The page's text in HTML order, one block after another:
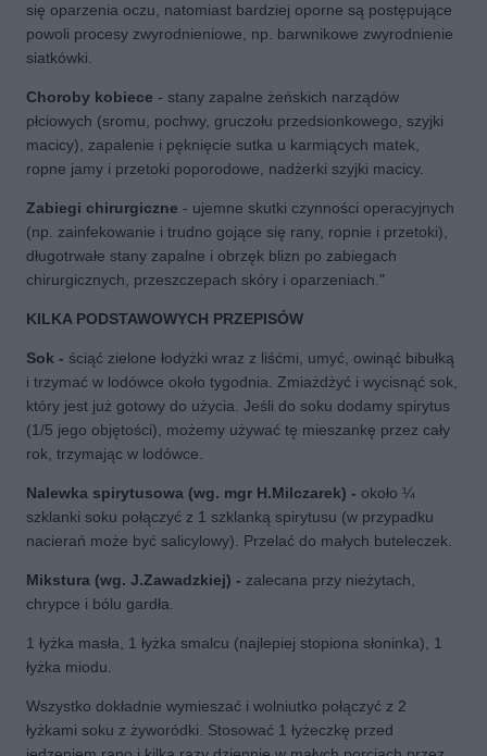
się oparzenia oczu, natomiast bardziej oporne są postępujące
powoli procesy zwyrodnieniowe, np. barwnikowe zwyrodnienie
siatkówki.
Choroby kobiece - stany zapalne żeńskich narządów
płciowych (sromu, pochwy, gruczołu przedsionkowego, szyjki
macicy), zapalenie i pęknięcie sutka u karmiących matek,
ropne jamy i przetoki poporodowe, nadżerki szyjki macicy.
Zabiegi chirurgiczne - ujemne skutki czynności operacyjnych
(np. zainfekowanie i trudno gojące się rany, ropnie i przetoki),
długotrwałe stany zapalne i obrzęk blizn po zabiegach
chirurgicznych, przeszczepach skóry i oparzeniach."
KILKA PODSTAWOWYCH PRZEPISÓW
Sok - ściąć zielone łodyżki wraz z liśćmi, umyć, owinąć bibułką
i trzymać w lodówce około tygodnia. Zmiażdżyć i wycisnąć sok,
który jest już gotowy do użycia. Jeśli do soku dodamy spirytus
(1/5 jego objętości), możemy używać tę mieszankę przez cały
rok, trzymając w lodówce.
Nalewka spirytusowa (wg. mgr H.Milczarek) - około ¼
szklanki soku połączyć z 1 szklanką spirytusu (w przypadku
nacierań może być salicylowy). Przelać do małych buteleczek.
Mikstura (wg. J.Zawadzkiej) - zalecana przy nieżytach,
chrypce i bólu gardła.
1 łyżka masła, 1 łyżka smalcu (najlepiej stopiona słoninka), 1
łyżka miodu.
Wszystko dokładnie wymieszać i wolniutko połączyć z 2
łyżkami soku z żyworódki. Stosować 1 łyżeczkę przed